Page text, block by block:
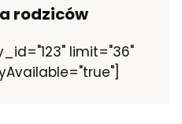
rodziców
limit="36"